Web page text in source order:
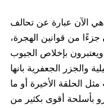
هي الآن عبارة عن تحالف
من قوانين الهجرة،
بإخلاص الجيوب
والجزر الجعفرية بانها
الحلقة الأخيرة أو ما
بأسلحة أقوى بكثير من